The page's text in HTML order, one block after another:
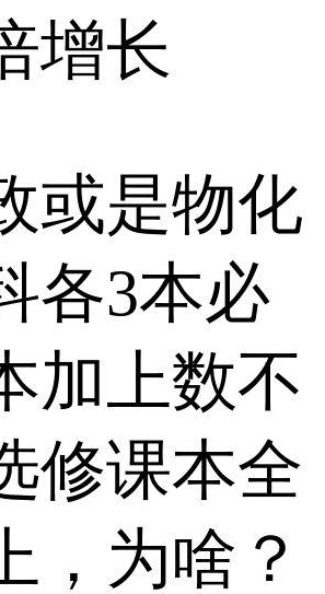
增长
或是物化
各3本必
加上数不
修课本全
，为啥？